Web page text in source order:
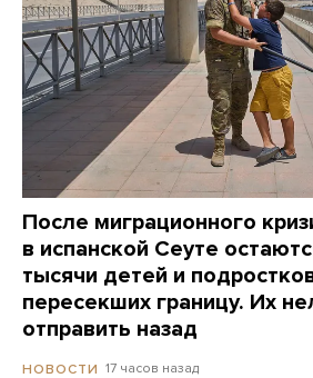
После миграционного
в испанской Сеуте
тысячи детей и
пересекших границу. Их
отправить назад
НОВОСТИ 17 часов назад